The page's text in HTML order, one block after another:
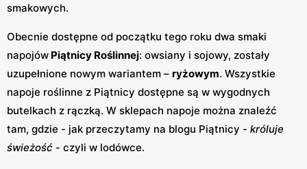
smakowych.
Obecnie dostępne od początku tego roku dwa smaki
napojów Piątnicy Roślinnej: owsiany i sojowy, zostały
uzupełnione nowym wariantem – ryżowym. Wszystkie
napoje roślinne z Piątnicy dostępne są w wygodnych
butelkach z rączką. W sklepach napoje można znaleźć
tam, gdzie - jak przeczytamy na blogu Piątnicy - króluje
świeżość - czyli w lodówce.